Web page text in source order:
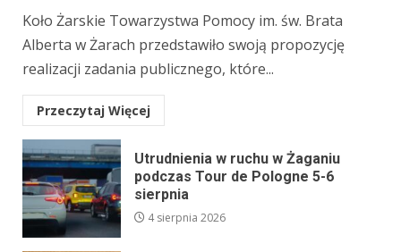
Koło Żarskie Towarzystwa Pomocy im. św. Brata
Alberta w Żarach przedstawiło swoją propozycję
realizacji zadania publicznego, które...
Przeczytaj Więcej
Utrudnienia w ruchu w Żaganiu
podczas Tour de Pologne 5-6
sierpnia
4 sierpnia 2026